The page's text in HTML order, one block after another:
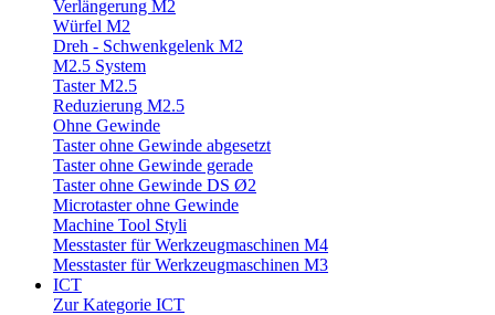
Verlängerung M2
Würfel M2
Dreh - Schwenkgelenk M2
M2.5 System
Taster M2.5
Reduzierung M2.5
Ohne Gewinde
Taster ohne Gewinde abgesetzt
Taster ohne Gewinde gerade
Taster ohne Gewinde DS Ø2
Microtaster ohne Gewinde
Machine Tool Styli
Messtaster für Werkzeugmaschinen M4
Messtaster für Werkzeugmaschinen M3
ICT
Zur Kategorie ICT